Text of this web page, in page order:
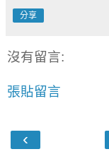
分享
沒有留言:
張貼留言
‹